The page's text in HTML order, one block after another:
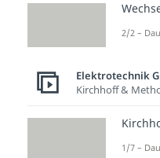
Wir
mit
von
2/2 –
Elektrotechnik
Kirchhoff &
1/7 –